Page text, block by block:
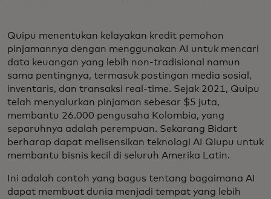
Quipu menentukan kelayakan kredit pemohon
pinjamannya dengan menggunakan AI untuk mencari
data keuangan yang lebih non-tradisional namun
sama pentingnya, termasuk postingan media sosial,
inventaris, dan transaksi real-time. Sejak 2021, Quipu
telah menyalurkan pinjaman sebesar $5 juta,
membantu 26.000 pengusaha Kolombia, yang
separuhnya adalah perempuan. Sekarang Bidart
berharap dapat melisensikan teknologi AI Qiupu untuk
membantu bisnis kecil di seluruh Amerika Latin.
Ini adalah contoh yang bagus tentang bagaimana AI
dapat membuat dunia menjadi tempat yang lebih